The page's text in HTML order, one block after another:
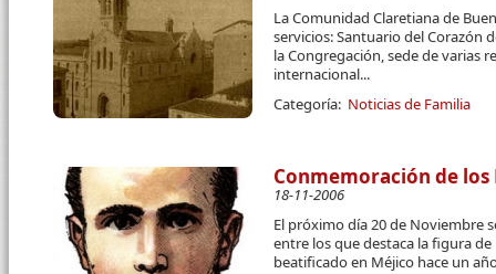
La Comunidad Claretiana de
servicios: Santuario del Corazón
la Congregación, sede de varias
internacional...
Categoría: Noticias de Familia
Conmemoración de los
18-11-2006
El próximo día 20 de Noviembre
entre los que destaca la figura
beatificado en Méjico hace un